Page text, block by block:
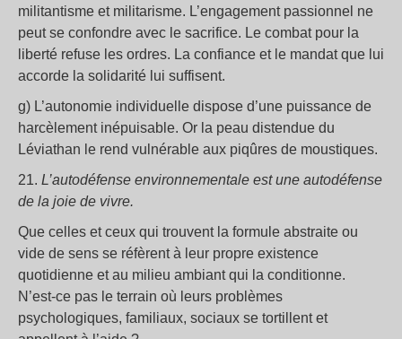
militantisme et militarisme. L’engagement passionnel ne
peut se confondre avec le sacrifice. Le combat pour la
liberté refuse les ordres. La confiance et le mandat que lui
accorde la solidarité lui suffisent.
g) L’autonomie individuelle dispose d’une puissance de
harcèlement inépuisable. Or la peau distendue du
Léviathan le rend vulnérable aux piqûres de moustiques.
21. L’autodéfense environnementale est une autodéfense
de la joie de vivre.
Que celles et ceux qui trouvent la formule abstraite ou
vide de sens se réfèrent à leur propre existence
quotidienne et au milieu ambiant qui la conditionne.
N’est-ce pas le terrain où leurs problèmes
psychologiques, familiaux, sociaux se tortillent et